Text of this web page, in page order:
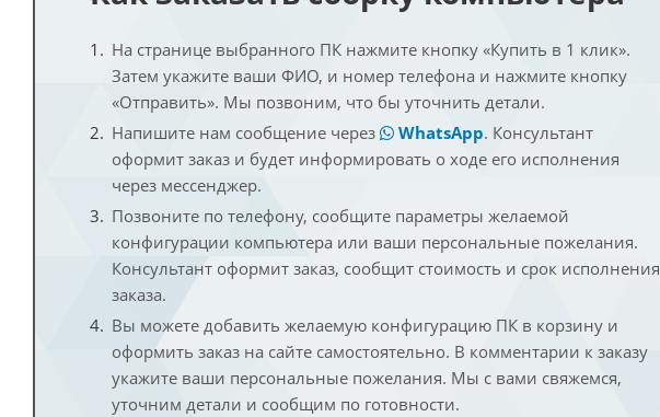
На странице выбранного ПК нажмите кнопку «Купить в 1 клик».
Затем укажите ваши ФИО, и номер телефона и нажмите кнопку
«Отправить». Мы позвоним, что бы уточнить детали.
Напишите нам сообщение через
WhatsApp. Консультант
оформит заказ и будет информировать о ходе его исполнения
через мессенджер.
Позвоните по телефону, сообщите параметры желаемой
конфигурации компьютера или ваши персональные пожелания.
Консультант оформит заказ, сообщит стоимость и срок исполнения
заказа.
Вы можете добавить желаемую конфигурацию ПК в корзину и
оформить заказ на сайте самостоятельно. В комментарии к заказу
укажите ваши персональные пожелания. Мы с вами свяжемся,
уточним детали и сообщим по готовности.